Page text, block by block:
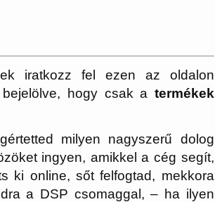
iratkozz fel ezen az oldalon
hogy csak a termékek
milyen nagyszerű dolog
ingyen, amikkel a cég segít,
ki online, sőt felfogtad, mekkora
a DSP csomaggal, – ha ilyen